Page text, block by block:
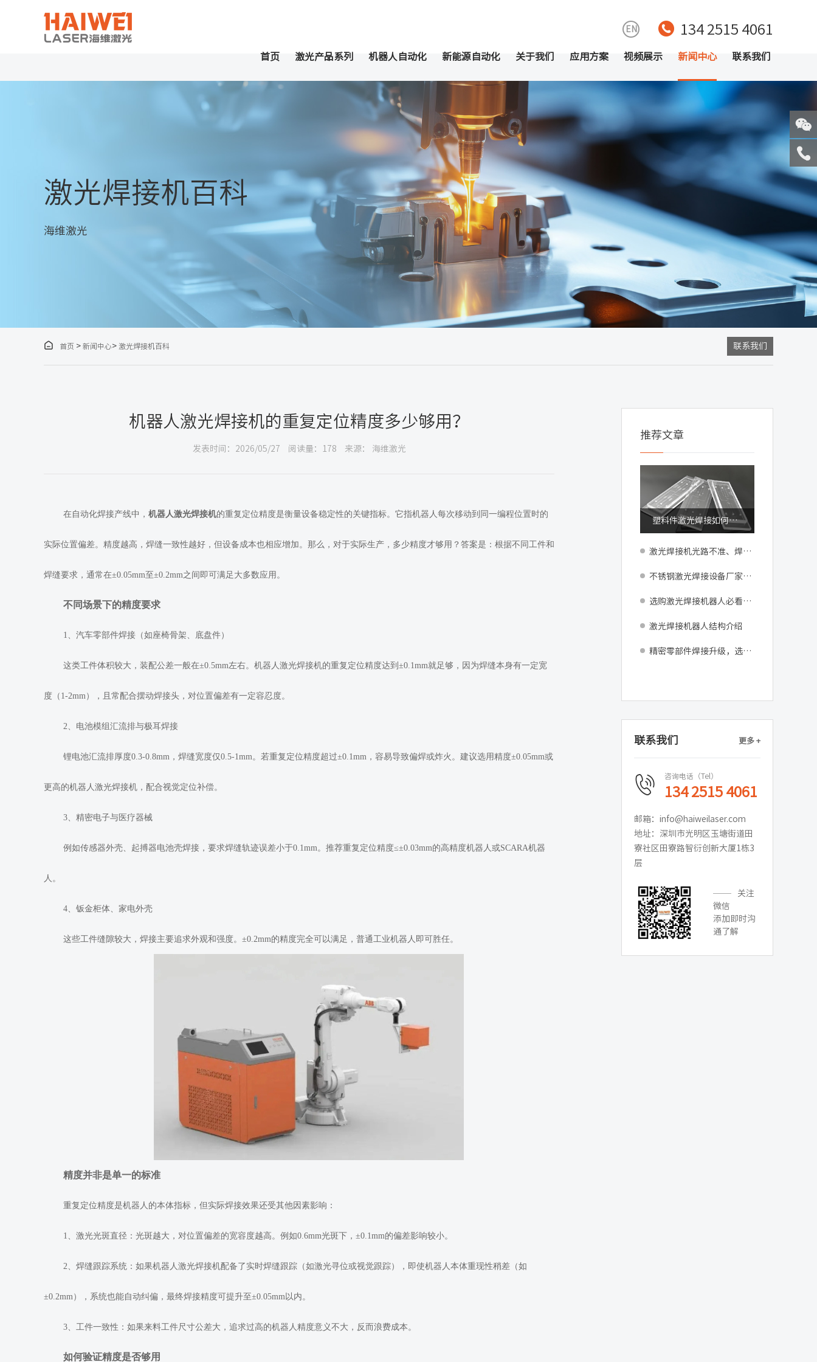
134 2515 4061
EN
首页 激光产品系列 机器人自动化 新能源自动化 关于我们 应用方案 视频展示 新闻中心 联系我们
激光焊接机百科
海维激光
 首页 > 新闻中心> 激光焊接机百科 联系我们
机器人激光焊接机的重复定位精度多少够用？
发表时间：2026/05/27 阅读量：178 来源： 海维激光
在自动化焊接产线中， 机器人激光焊接机的重复定位精度是衡量设备稳定性的关键指标。它指机器人每次移动到同一编程位置时的
实际位置偏差。精度越高，焊缝一致性越好，但设备成本也相应增加。那么，对于实际生产，多少精度才够用？答案是：根据不同工件和
焊缝要求，通常在±0.05mm至±0.2mm之间即可满足大多数应用。
不同场景下的精度要求
1、汽车零部件焊接（如座椅骨架、底盘件）
这类工件体积较大，装配公差一般在±0.5mm左右。机器人激光焊接机的重复定位精度达到±0.1mm就足够，因为焊缝本身有一定宽
度（1-2mm），且常配合摆动焊接头，对位置偏差有一定容忍度。
2、电池模组汇流排与极耳焊接
锂电池汇流排厚度0.3-0.8mm，焊缝宽度仅0.5-1mm。若重复定位精度超过±0.1mm，容易导致偏焊或炸火。建议选用精度±0.05mm或
更高的机器人激光焊接机，配合视觉定位补偿。
3、精密电子与医疗器械
例如传感器外壳、起搏器电池壳焊接，要求焊缝轨迹误差小于0.1mm。推荐重复定位精度≤±0.03mm的高精度机器人或SCARA机器
人。
4、钣金柜体、家电外壳
这些工件缝隙较大，焊接主要追求外观和强度。±0.2mm的精度完全可以满足，普通工业机器人即可胜任。
精度并非是单一的标准
重复定位精度是机器人的本体指标，但实际焊接效果还受其他因素影响：
1、激光光斑直径：光斑越大，对位置偏差的宽容度越高。例如0.6mm光斑下，±0.1mm的偏差影响较小。
2、焊缝跟踪系统：如果机器人激光焊接机配备了实时焊缝跟踪（如激光寻位或视觉跟踪），即使机器人本体重现性稍差（如
±0.2mm），系统也能自动纠偏，最终焊接精度可提升至±0.05mm以内。
3、工件一致性：如果来料工件尺寸公差大，追求过高的机器人精度意义不大，反而浪费成本。
如何验证精度是否够用
推荐文章
塑料件激光焊接如何保障成品质量与良率
激光焊接机光路不准、焊点偏差如何调试修复？
不锈钢激光焊接设备厂家：告别返工困扰，助力车间产能跃升
选购激光焊接机器人必看：发那科M-10iD核心设备参数与产线适配指南
激光焊接机器人结构介绍
精密零部件焊接升级，选用精密激光焊接机器更省心
联系我们 更多 +
咨询电话（Tel）
134 2515 4061
邮箱：info@haiweilaser.com
地址：深圳市光明区玉塘街道田
寮社区田寮路智衍创新大厦1栋3
层
关注
微信
添加即时沟
通了解
关注
微信
服务
顶部